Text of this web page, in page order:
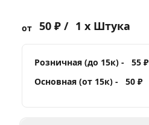
от 50 ₽ / 1 x Штука
Розничная (до 15к) -
55 ₽
Основная (от 15к) -
50 ₽